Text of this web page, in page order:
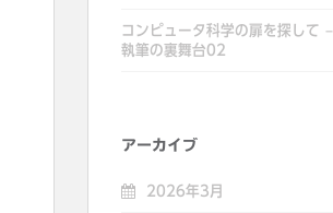
コンピュータ科学の扉を探して –
執筆の裏舞台02
アーカイブ
2026年3月